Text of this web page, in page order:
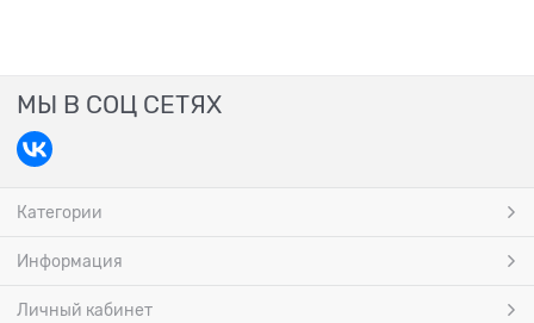
МЫ В СОЦ СЕТЯХ
Категории
Информация
Личный кабинет